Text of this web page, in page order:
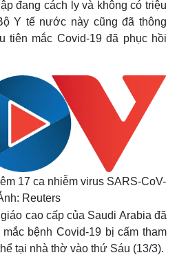
đang cách ly và không có triệu
Y tế nước này cũng đã thông
tiên mắc Covid-19 đã phục hồi
17 ca nhiễm virus SARS-CoV-
Reuters
cao cấp của Saudi Arabia đã
bệnh Covid-19 bị cấm tham
tại nhà thờ vào thứ Sáu (13/3).